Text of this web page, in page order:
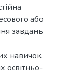
або
завдань
навичок
освітньо-